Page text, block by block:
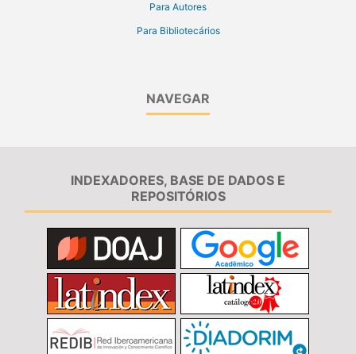
Para Autores
Para Bibliotecários
NAVEGAR
INDEXADORES, BASE DE DADOS E
REPOSITÓRIOS